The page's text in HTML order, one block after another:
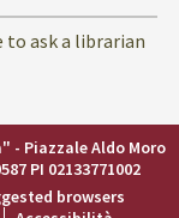
to ask a librarian
- Piazzale Aldo Moro
PI 02133771002
browsers